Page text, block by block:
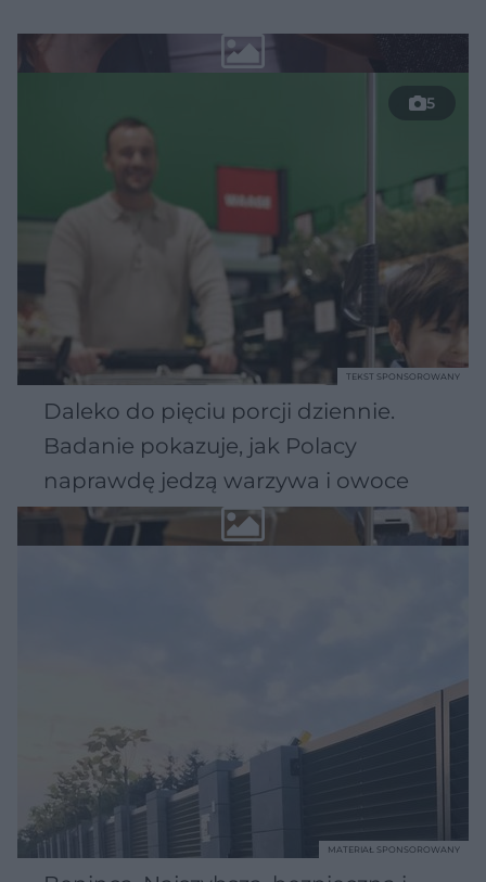
5
Daleko do pięciu porcji dziennie.
Badanie pokazuje, jak Polacy
naprawdę jedzą warzywa i owoce
TEKST SPONSOROWANY
MATERIAŁ SPONSOROWANY